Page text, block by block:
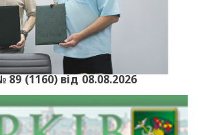
(1160) від 08.08.2026